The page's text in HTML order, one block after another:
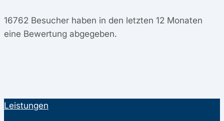
16762 Besucher haben in den letzten 12 Monaten
eine Bewertung abgegeben.
Leistungen